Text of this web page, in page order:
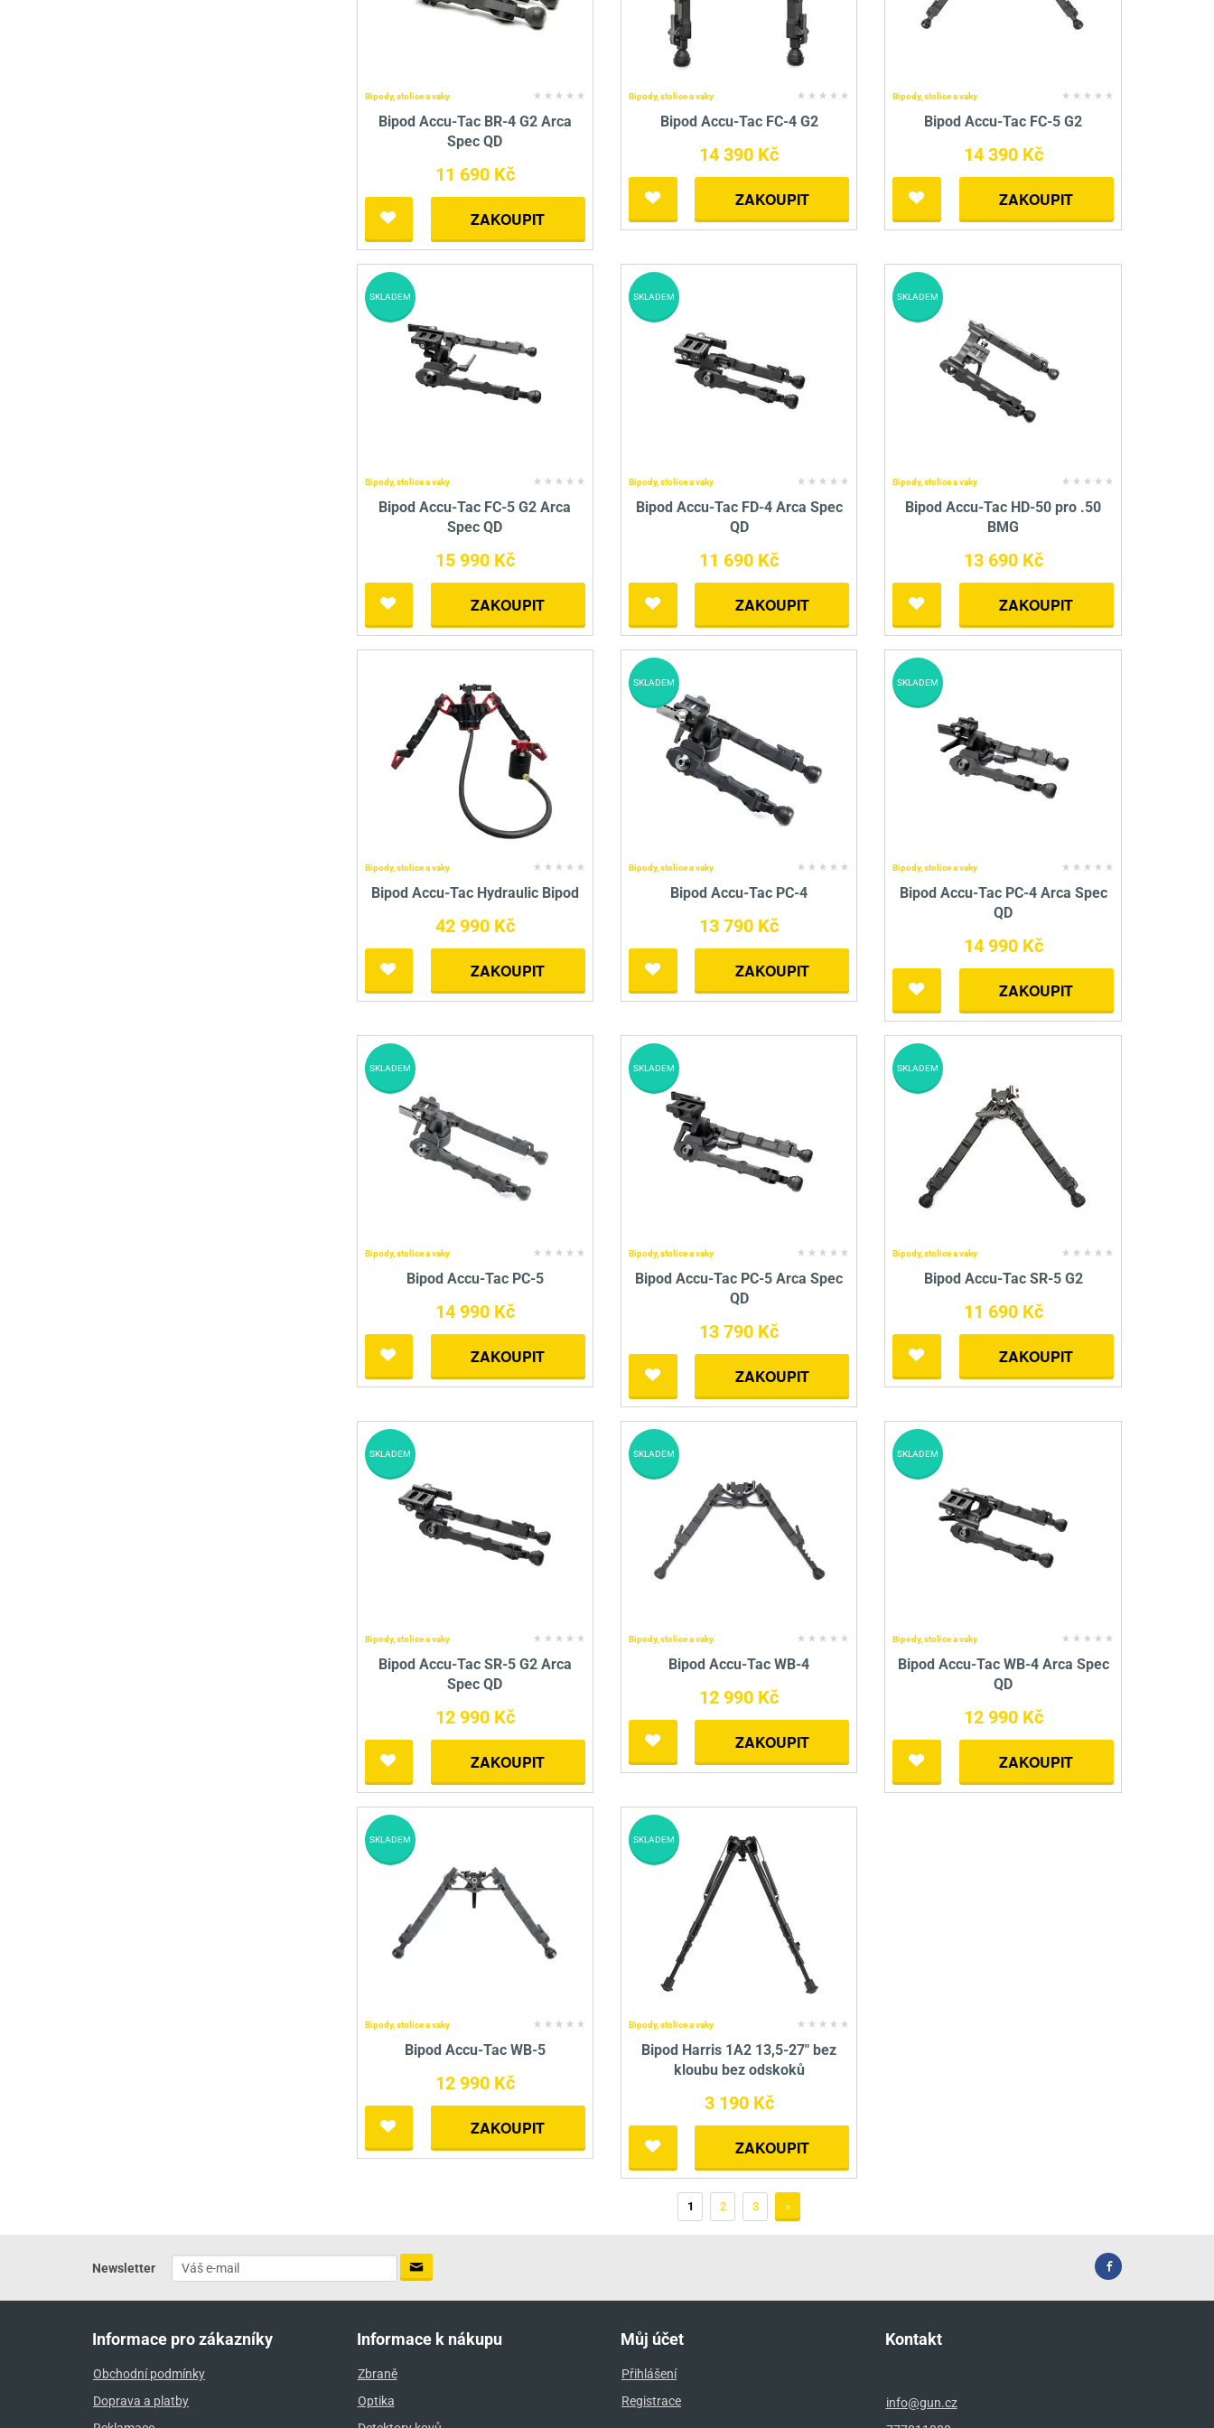
Bipody, stolice a vaky
Bipod Accu-Tac BR-4 G2 Arca
Spec QD
11 690 Kč
ZAKOUPIT
Bipody, stolice a vaky
Bipod Accu-Tac FC-4 G2
14 390 Kč
ZAKOUPIT
Bipody, stolice a vaky
Bipod Accu-Tac FC-5 G2
14 390 Kč
ZAKOUPIT
Bipody, stolice a vaky
Bipod Accu-Tac FC-5 G2 Arca
Spec QD
15 990 Kč
ZAKOUPIT
SKLADEM
Bipody, stolice a vaky
Bipod Accu-Tac FD-4 Arca Spec
QD
11 690 Kč
ZAKOUPIT
SKLADEM
Bipody, stolice a vaky
Bipod Accu-Tac HD-50 pro .50
BMG
13 690 Kč
ZAKOUPIT
SKLADEM
Bipody, stolice a vaky
Bipod Accu-Tac Hydraulic Bipod
42 990 Kč
ZAKOUPIT
Bipody, stolice a vaky
Bipod Accu-Tac PC-4
13 790 Kč
ZAKOUPIT
SKLADEM
Bipody, stolice a vaky
Bipod Accu-Tac PC-4 Arca Spec
QD
14 990 Kč
ZAKOUPIT
SKLADEM
Bipody, stolice a vaky
Bipod Accu-Tac PC-5
14 990 Kč
ZAKOUPIT
SKLADEM
Bipody, stolice a vaky
Bipod Accu-Tac PC-5 Arca Spec
QD
13 790 Kč
ZAKOUPIT
SKLADEM
Bipody, stolice a vaky
Bipod Accu-Tac SR-5 G2
11 690 Kč
ZAKOUPIT
SKLADEM
Bipody, stolice a vaky
Bipod Accu-Tac SR-5 G2 Arca
Spec QD
12 990 Kč
ZAKOUPIT
SKLADEM
Bipody, stolice a vaky
Bipod Accu-Tac WB-4
12 990 Kč
ZAKOUPIT
SKLADEM
Bipody, stolice a vaky
Bipod Accu-Tac WB-4 Arca Spec
QD
12 990 Kč
ZAKOUPIT
SKLADEM
Bipody, stolice a vaky
Bipod Accu-Tac WB-5
12 990 Kč
ZAKOUPIT
SKLADEM
Bipody, stolice a vaky
Bipod Harris 1A2 13,5-27" bez
kloubu bez odskoků
3 190 Kč
ZAKOUPIT
SKLADEM
1 2 3 »
Newsletter
Informace pro zákazníky
Obchodní podmínky
Doprava a platby
Informace k nákupu
Zbraně
Optika
Můj účet
Přihlášení
Registrace
Kontakt
info@gun.cz